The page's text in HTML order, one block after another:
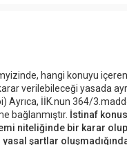
hangi konuyu
verilebileceği yasada
İİK.nun 364/
bağlanmıştır. İstinaf
niteliğinde bir karar
şartlar